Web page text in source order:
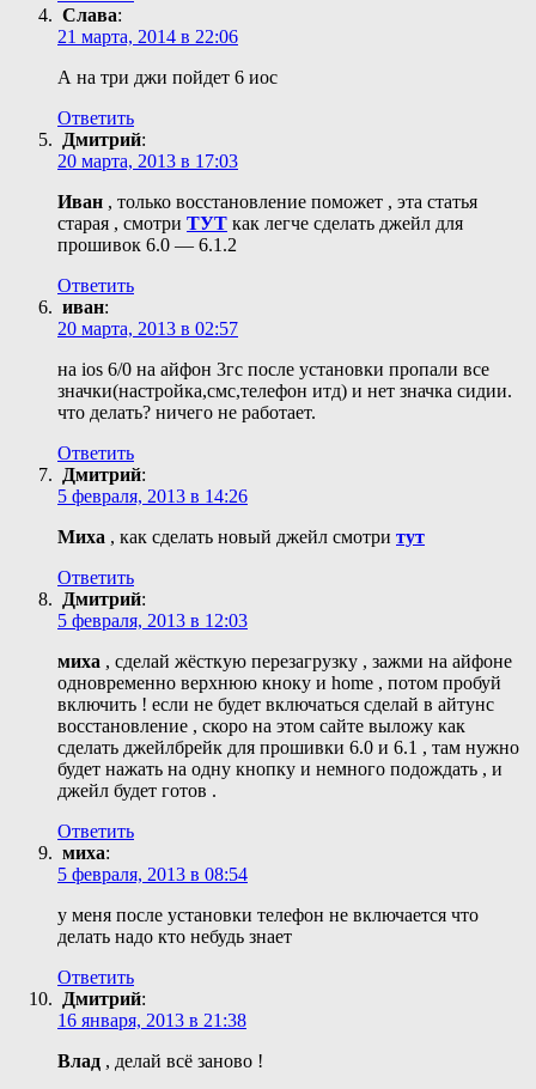
Слава:
21 марта, 2014 в 22:06
А на три джи пойдет 6 иос
Ответить
Дмитрий:
20 марта, 2013 в 17:03
Иван , только восстановление поможет , эта статья
старая , смотри ТУТ как легче сделать джейл для
прошивок 6.0 — 6.1.2
Ответить
иван:
20 марта, 2013 в 02:57
на ios 6/0 на айфон 3гс после установки пропали все
значки(настройка,смс,телефон итд) и нет значка сидии.
что делать? ничего не работает.
Ответить
Дмитрий:
5 февраля, 2013 в 14:26
Миха , как сделать новый джейл смотри тут
Ответить
Дмитрий:
5 февраля, 2013 в 12:03
миха , сделай жёсткую перезагрузку , зажми на айфоне
одновременно верхнюю кноку и home , потом пробуй
включить ! если не будет включаться сделай в айтунс
восстановление , скоро на этом сайте выложу как
сделать джейлбрейк для прошивки 6.0 и 6.1 , там нужно
будет нажать на одну кнопку и немного подождать , и
джейл будет готов .
Ответить
миха:
5 февраля, 2013 в 08:54
у меня после установки телефон не включается что
делать надо кто небудь знает
Ответить
Дмитрий:
16 января, 2013 в 21:38
Влад , делай всё заново !